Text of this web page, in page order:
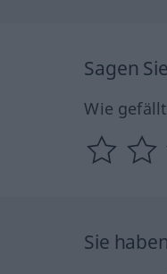
Sagen
Wie
Sie